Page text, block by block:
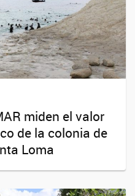
miden el valor
de la colonia de
Loma